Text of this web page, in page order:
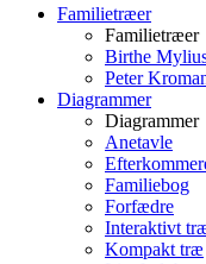
Familietræer
Familietræer
Birthe
Peter
Diagrammer
Diagrammer
Anetavle
Familiebog
Forfædre
Interaktivt
Kompakt træ